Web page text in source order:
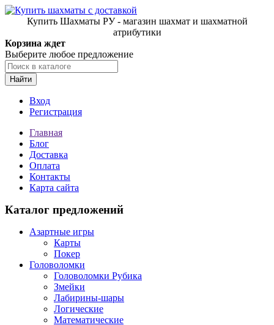
Купить Шахматы РУ - магазин шахмат и шахматной
атрибутики
Корзина ждет
Выберите любое предложение
Найти
Вход
Регистрация
Главная
Блог
Доставка
Оплата
Контакты
Карта сайта
Каталог предложений
Азартные игры
Карты
Покер
Головоломки
Головоломки Рубика
Змейки
Лабирины-шары
Логические
Математические